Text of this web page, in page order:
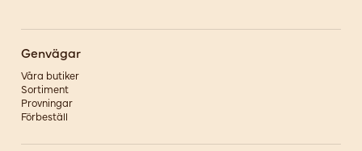
Genvägar
Våra butiker
Sortiment
Provningar
Förbeställ